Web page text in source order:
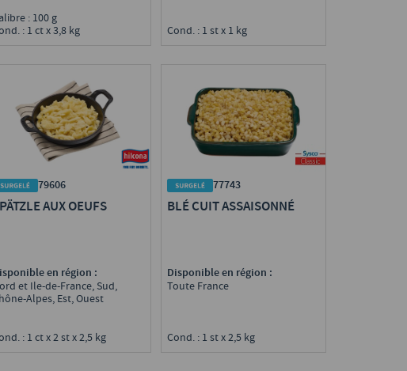
: 100 g
: 1 ct x 3,8 kg
Cond. : 1 st x 1 kg
79606
AUX OEUFS
en région :
et Ile-de-France, Sud,
Alpes, Est, Ouest
: 1 ct x 2 st x 2,5 kg
77743
BLÉ CUIT ASSAISONNÉ
Disponible en région :
Toute France
Cond. : 1 st x 2,5 kg